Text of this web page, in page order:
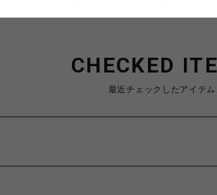
CHECKED
最近チェックしたアイテム